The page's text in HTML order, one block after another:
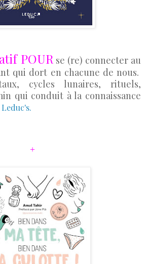
POURse (re) connecter au
qui dort en chacune de nous.
cycles lunaires, rituels,
qui conduit à la connaissance
+